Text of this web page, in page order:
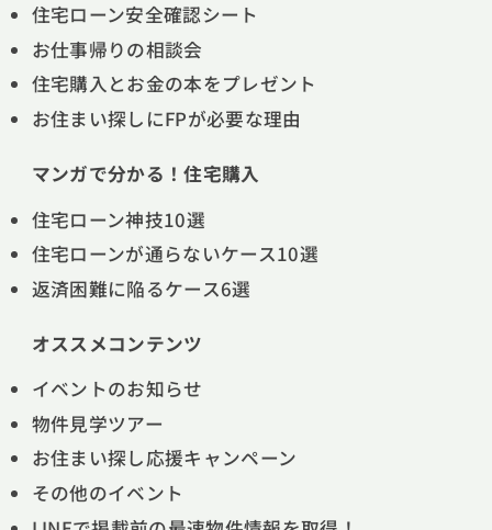
住宅ローン安全確認シート
お仕事帰りの相談会
住宅購入とお金の本をプレゼント
お住まい探しにFPが必要な理由
マンガで分かる！住宅購入
住宅ローン神技10選
住宅ローンが通らないケース10選
返済困難に陥るケース6選
オススメコンテンツ
イベントのお知らせ
物件見学ツアー
お住まい探し応援キャンペーン
その他のイベント